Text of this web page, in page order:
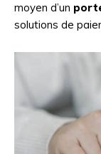
moyen d’un
solutions de